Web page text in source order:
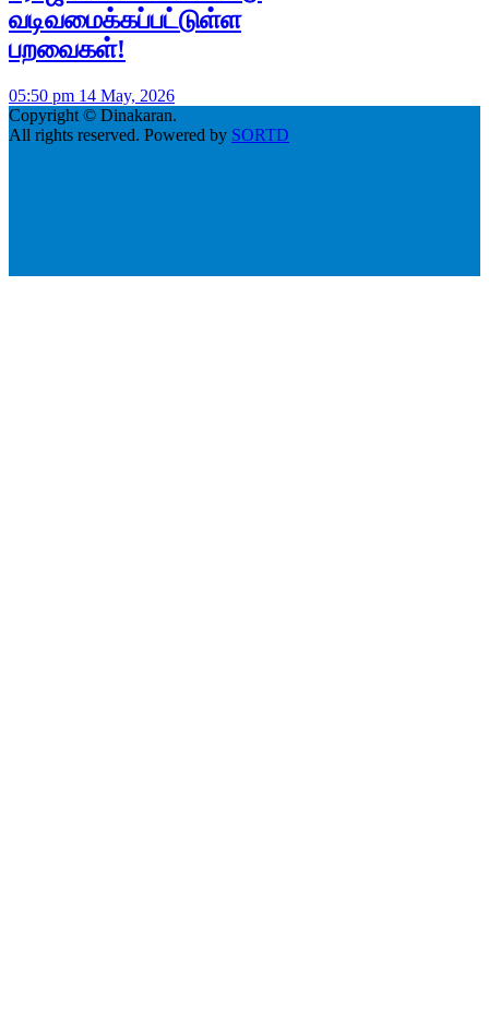
வடிவமைக்கப்பட்டுள்ள
பறவைகள்!
05:50 pm 14 May, 2026
Copyright © Dinakaran.
All rights reserved. Powered by SORTD